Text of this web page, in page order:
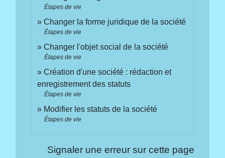
Étapes de vie
Changer la forme juridique de la société
Étapes de vie
Changer l'objet social de la société
Étapes de vie
Création d'une société : rédaction et
enregistrement des statuts
Étapes de vie
Modifier les statuts de la société
Étapes de vie
Signaler une erreur sur cette page